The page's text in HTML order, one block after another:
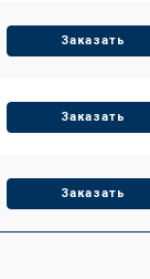
Заказать
Заказать
Заказать